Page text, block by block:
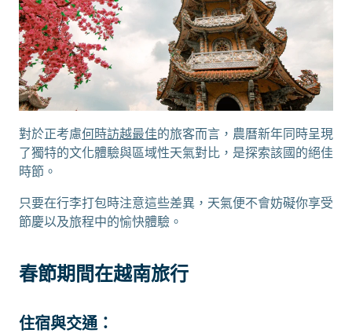
對於正考慮何時訪越最佳的旅客而言，農曆新年同時呈現
了獨特的文化體驗與區域性天氣對比，是探索該國的絕佳
時節。
只要在行李打包時注意這些差異，天氣便不會妨礙你享受
節慶以及旅程中的愉快體驗。
春節期間在越南旅行
住宿與交通：